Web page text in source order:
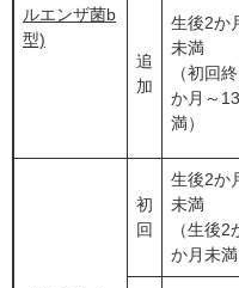
ルエンザ菌b
型)
追
加
生後2か
未満
（初回
か月～
満）
初
回
生後2か
未満
（生後2
か月未満